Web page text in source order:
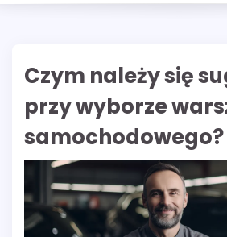
Czym należy się
przy wyborze
samochodowego?